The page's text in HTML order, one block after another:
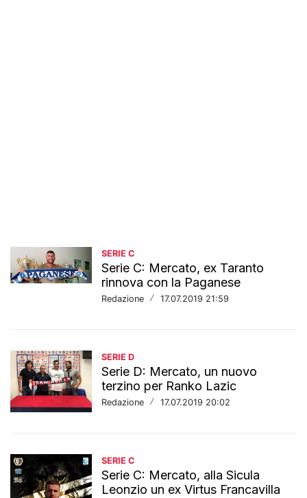
SERIE C
Serie C: Mercato, ex Taranto
rinnova con la Paganese
Redazione / 17.07.2019 21:59
SERIE D
Serie D: Mercato, un nuovo
terzino per Ranko Lazic
Redazione / 17.07.2019 20:02
SERIE C
Serie C: Mercato, alla Sicula
Leonzio un ex Virtus Francavilla